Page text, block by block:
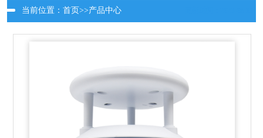
当前位置： 首页>>产品中心